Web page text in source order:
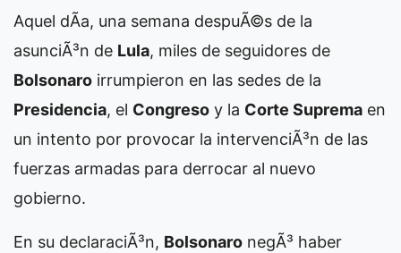
Aquel dÃ­a, una semana despuÃ©s de la
asunciÃ³n de Lula, miles de seguidores de
Bolsonaro irrumpieron en las sedes de la
Presidencia, el Congreso y la Corte Suprema en
un intento por provocar la intervenciÃ³n de las
fuerzas armadas para derrocar al nuevo
gobierno.
En su declaraciÃ³n, Bolsonaro negÃ³ haber